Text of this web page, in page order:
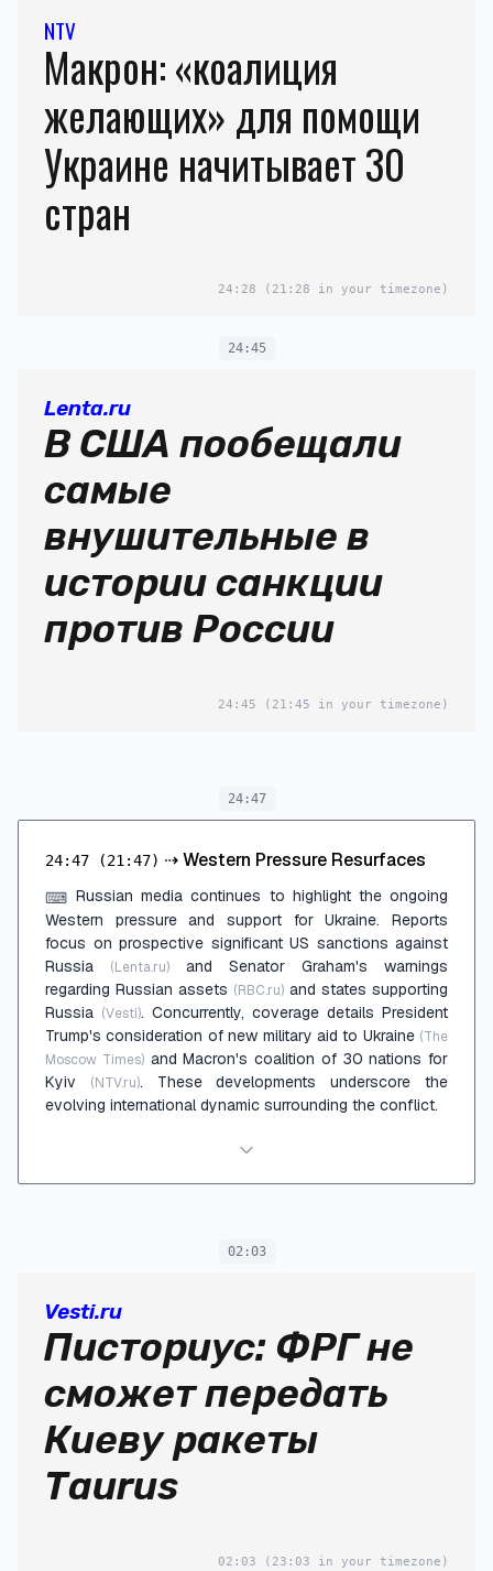
NTV
Макрон: «коалиция
желающих» для помощи
Украине начитывает 30
стран
24:28 (21:28 in your timezone)
24:45
Lenta.ru
В США пообещали
самые
внушительные в
истории санкции
против России
24:45 (21:45 in your timezone)
24:47
24:47 (21:47) ⇢Western Pressure Resurfaces
⌨ Russian media continues to highlight the ongoing
Western pressure and support for Ukraine. Reports
focus on prospective significant US sanctions against
Russia
(Lenta.ru) and Senator Graham's warnings
regarding Russian assets (RBC.ru) and states supporting
Russia (Vesti). Concurrently, coverage details President
Trump's consideration of new military aid to Ukraine (The
Moscow Times)and Macron's coalition of 30 nations for
Kyiv
(NTV.ru). These developments underscore the
evolving international dynamic surrounding the conflict.
02:03
Vesti.ru
Писториус: ФРГ не
сможет передать
Киеву ракеты
Taurus
02:03 (23:03 in your timezone)